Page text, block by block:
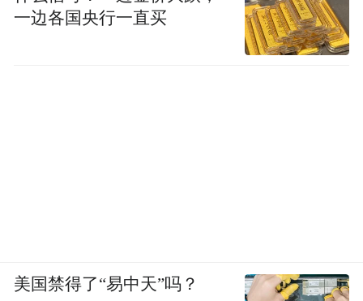
一边各国央行一直买
美国禁得了“易中天”吗？